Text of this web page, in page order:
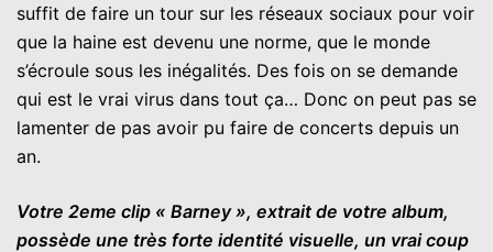
suffit de faire un tour sur les réseaux sociaux pour voir
que la haine est devenu une norme, que le monde
s’écroule sous les inégalités. Des fois on se demande
qui est le vrai virus dans tout ça… Donc on peut pas se
lamenter de pas avoir pu faire de concerts depuis un
an.
Votre 2eme clip « Barney », extrait de votre album,
possède une très forte identité visuelle, un vrai coup